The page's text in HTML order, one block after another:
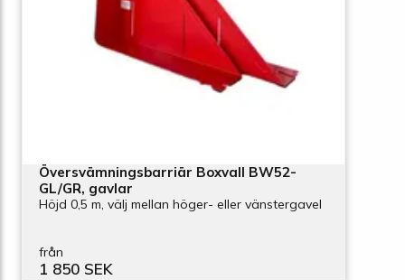
Översvämningsbarriär Boxvall BW52-
GL/GR, gavlar
Höjd 0,5 m, välj mellan höger- eller vänstergavel
från
1 850 SEK